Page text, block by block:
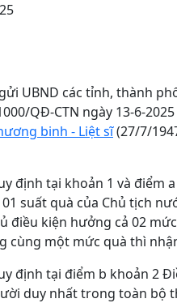
UBND các tỉnh, thành
QĐ-CTN ngày 13-6-
binh - Liệt sĩ(27/7/
định tại khoản 1 và điểm
suất quà của Chủ tịch
điều kiện hưởng cả 02
cùng một mức quà thì
định tại điểm b khoản 2
duy nhất trong toàn bộ